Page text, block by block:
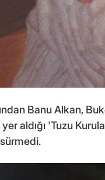
Banu Alkan,
aldığı 'Tuzu